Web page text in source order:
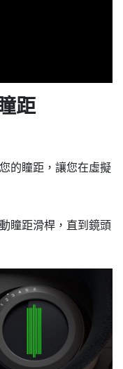
距
的瞳距，讓您在虛擬
瞳距滑桿，直到鏡頭